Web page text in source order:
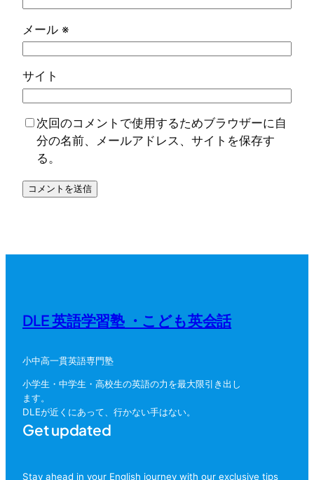
メール ※
サイト
次回のコメントで使用するためブラウザーに自
分の名前、メールアドレス、サイトを保存す
る。
DLE 英語学習塾 ・こども英会話
小中高一貫英語専門塾
小学生・中学生・高校生の英語の力を最大限引き出し
ます。
DLEが近くにあって、行かない手はない。
Get updated
Stay ahead in your English journey with our exclusive tips